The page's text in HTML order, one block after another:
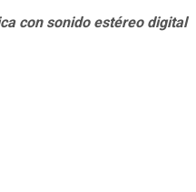
con sonido estéreo digital